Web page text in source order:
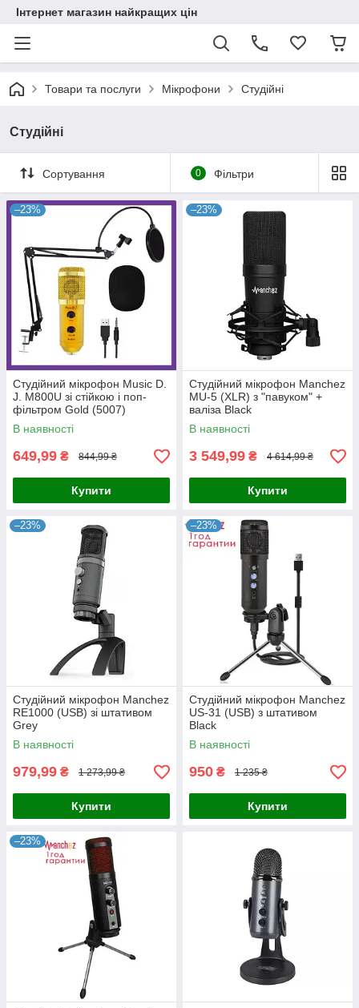
Інтернет магазин найкращих цін
Товари та послуги Мікрофони Студійні
Студійні
Сортування 0 Фільтри
–23%
Студійний мікрофон Music D.
J. M800U зі стійкою і поп-
фільтром Gold (5007)
В наявності
649,99 ₴ 844,99 ₴
Купити
–23%
Студійний мікрофон Manchez
MU-5 (XLR) з "павуком" +
валіза Black
В наявності
3 549,99 ₴ 4 614,99 ₴
Купити
–23%
Студійний мікрофон Manchez
RE1000 (USB) зі штативом
Grey
В наявності
979,99 ₴ 1 273,99 ₴
Купити
–23%
Студійний мікрофон Manchez
US-31 (USB) з штативом
Black
В наявності
950 ₴ 1 235 ₴
Купити
–23%